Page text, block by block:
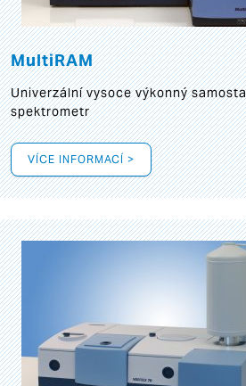
MultiRAM
Univerzální vysoce výkonný
spektrometr
VÍCE INFORMACÍ >